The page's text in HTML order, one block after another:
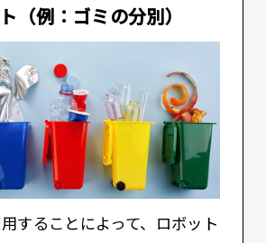
（例：ゴミの分別）
することによって、ロボット